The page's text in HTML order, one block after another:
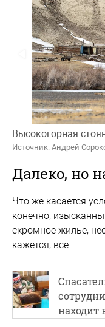
Высокогорная
Источник: Андрей
Далеко, но
Что же касается
конечно,
скромное жилье,
кажется, все.
находит